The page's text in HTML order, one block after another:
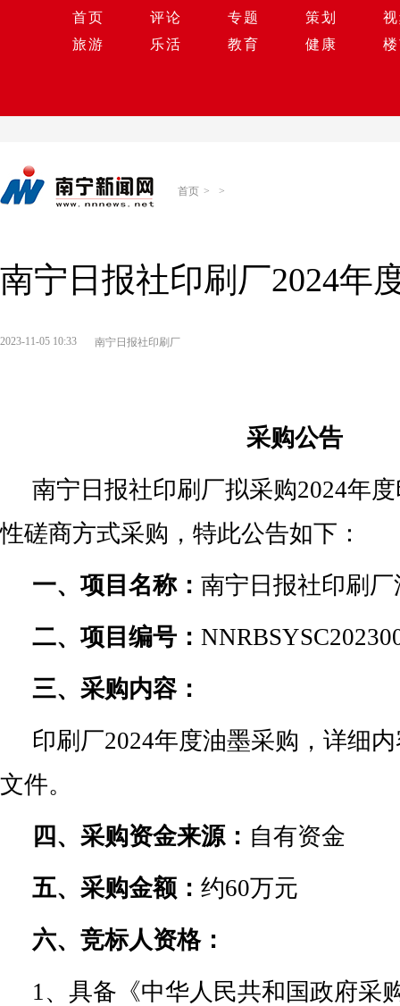
首页 评论 专题 策划
旅游
乐活 教育 健康
首页 > >
南宁日报社印刷厂2024年
2023-11-05 10:33 南宁日报社印刷厂
采购公告
南宁日报社印刷厂拟采购2024年
性磋商方式采购，特此公告如下：
一、项目名称： 南宁日报社印刷
二、项目编号：
三、采购内容：
印刷厂2024年度油墨采购，详细
文件。
四、采购资金来源： 自有资金
五、采购金额： 约60万元
六、竞标人资格：
1、具备《中华人民共和国政府采